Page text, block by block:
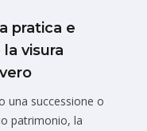
pratica e
visura
una successione o
patrimonio, la